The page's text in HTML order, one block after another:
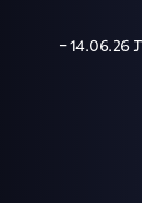
המהדורה המרכזית 14.06.26 -